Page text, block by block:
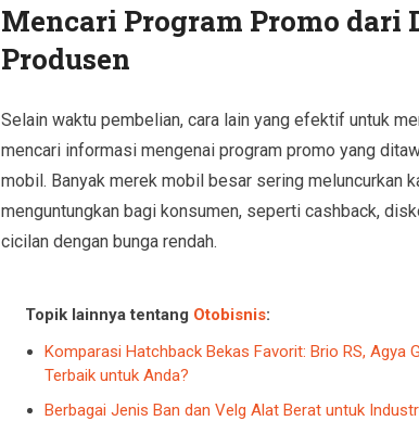
Mencari Program Promo dari
Produsen
Selain waktu pembelian, cara lain yang efektif untuk
mencari informasi mengenai program promo yang
mobil. Banyak merek mobil besar sering meluncurkan
menguntungkan bagi konsumen, seperti cashback,
cicilan dengan bunga rendah.
Topik lainnya tentang Otobisnis:
Komparasi Hatchback Bekas Favorit: Brio RS, Agya
Terbaik untuk Anda?
Berbagai Jenis Ban dan Velg Alat Berat untuk